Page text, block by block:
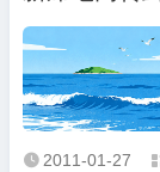
 2011-01-27